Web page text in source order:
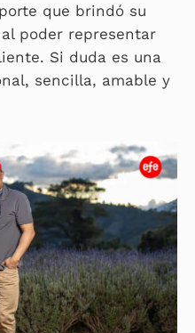
que brindó su
poder representar
Si duda es una
sencilla, amable y